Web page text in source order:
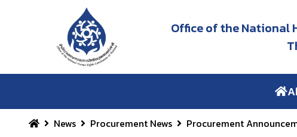
Office of the National
News Procurement News Procurement